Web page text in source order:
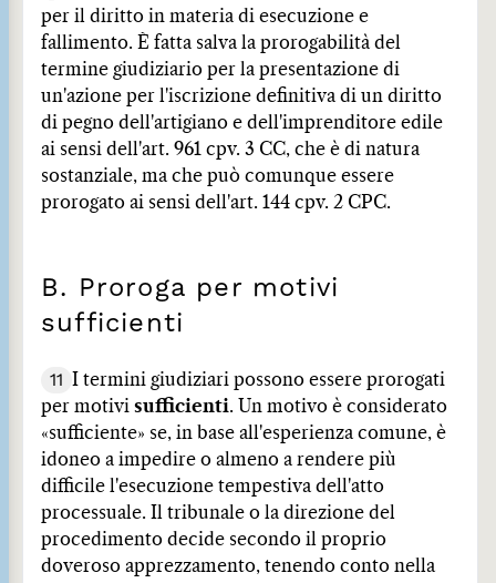
per il diritto in materia di esecuzione e
fallimento. È fatta salva la prorogabilità del
termine giudiziario per la presentazione di
un'azione per l'iscrizione definitiva di un diritto
di pegno dell'artigiano e dell'imprenditore edile
ai sensi dell'art. 961 cpv. 3 CC, che è di natura
sostanziale, ma che può comunque essere
prorogato ai sensi dell'art. 144 cpv. 2 CPC.
B. Proroga per motivi
sufficienti
11
I termini giudiziari possono essere prorogati
per motivi sufficienti. Un motivo è considerato
«sufficiente» se, in base all'esperienza comune, è
idoneo a impedire o almeno a rendere più
difficile l'esecuzione tempestiva dell'atto
processuale. Il tribunale o la direzione del
procedimento decide secondo il proprio
doveroso apprezzamento, tenendo conto nella